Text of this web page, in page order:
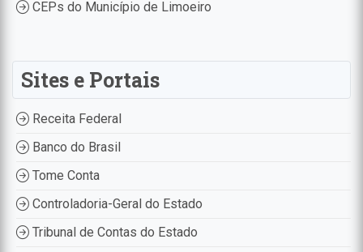
CEPs do Município de Limoeiro
Sites e Portais
Receita Federal
Banco do Brasil
Tome Conta
Controladoria-Geral do Estado
Tribunal de Contas do Estado